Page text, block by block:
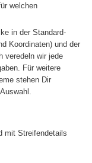
welchen
in der Standard-
Koordinaten) und der
veredeln wir jede
Für weitere
stehen Dir
mit Streifendetails